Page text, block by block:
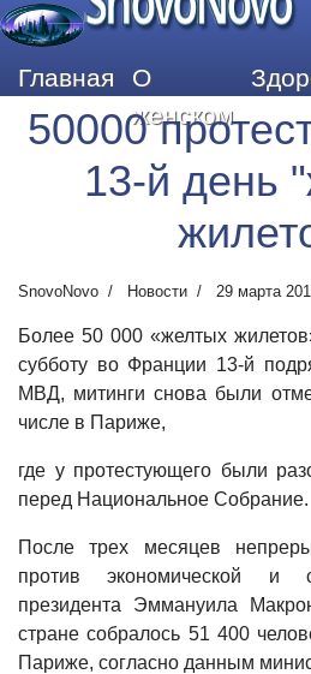
Главная
О
женском
50000
13-й день
SnovoNovo Новости 29 марта
Более 50 000 «желтых
субботу во Франции 13-й
МВД, митинги снова были
числе в Париже,
где у протестующего были
перед Национальное Собрание.
После трех месяцев
против экономической и
президента Эммануила
стране собралось 51 400
Париже, согласно данным